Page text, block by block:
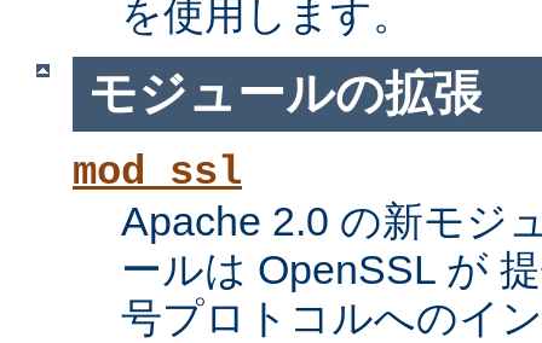
を使用します。
モジュールの拡張
mod_ssl
Apache 2.0 の新モジ
ールは OpenSSL が
号プロトコルへのイ